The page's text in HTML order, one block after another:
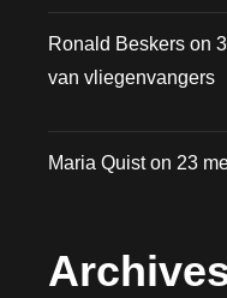
Ronald Beskers on
van vliegenvangers
Maria Quiston 23